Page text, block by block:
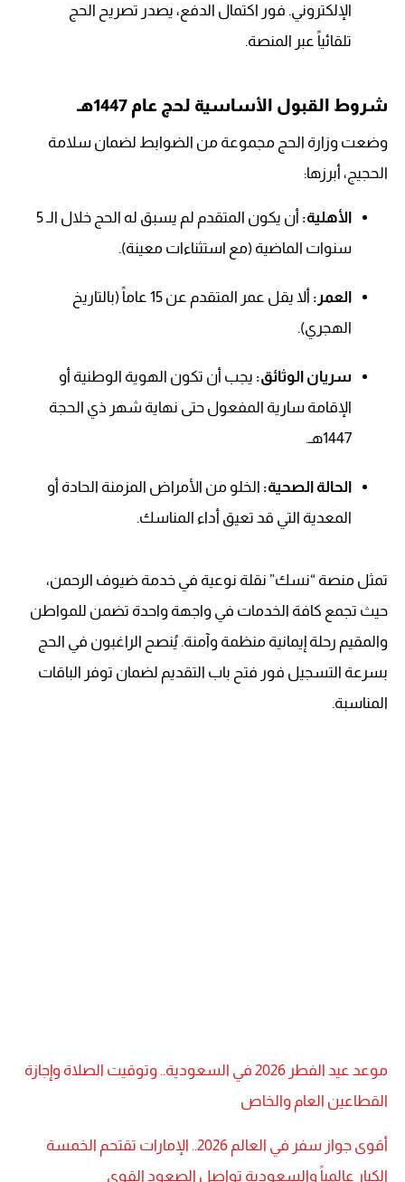
الإلكتروني. فور اكتمال الدفع، يصدر تصريح الحج
تلقائياً عبر المنصة.
شروط القبول الأساسية لحج عام 1447هـ
وضعت وزارة الحج مجموعة من الضوابط لضمان سلامة
الحجيج، أبرزها:
الأهلية:
أن يكون المتقدم لم يسبق له الحج خلال الـ 5
سنوات الماضية (مع استثناءات معينة).
العمر:
ألا يقل عمر المتقدم عن 15 عاماً (بالتاريخ
الهجري).
سريان الوثائق: يجب أن تكون الهوية الوطنية أو
الإقامة سارية المفعول حتى نهاية شهر ذي الحجة
1447هـ.
الحالة الصحية: الخلو من الأمراض المزمنة الحادة أو
المعدية التي قد تعيق أداء المناسك.
تمثل منصة “نسك” نقلة نوعية في خدمة ضيوف الرحمن،
حيث تجمع كافة الخدمات في واجهة واحدة تضمن للمواطن
والمقيم رحلة إيمانية منظمة وآمنة. يُنصح الراغبون في الحج
بسرعة التسجيل فور فتح باب التقديم لضمان توفر الباقات
المناسبة.
موعد عيد الفطر 2026 في السعودية.. وتوقيت الصلاة وإجازة
القطاعين العام والخاص
أقوى جواز سفر في العالم 2026.. الإمارات تقتحم الخمسة
الكبار عالمياً والسعودية تواصل الصعود القوي